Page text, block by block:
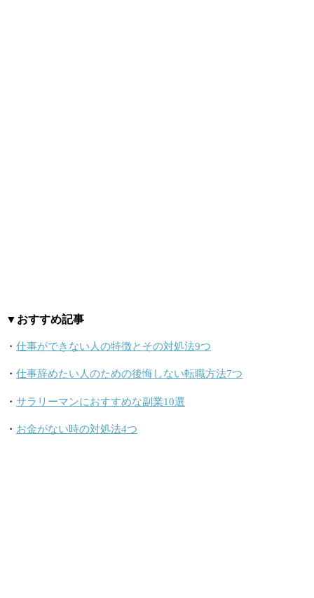
▼おすすめ記事
・ 仕事ができない人の特徴とその対処法9つ
・ 仕事辞めたい人のための後悔しない転職方法7つ
・ サラリーマンにおすすめな副業10選
・ お金がない時の対処法4つ